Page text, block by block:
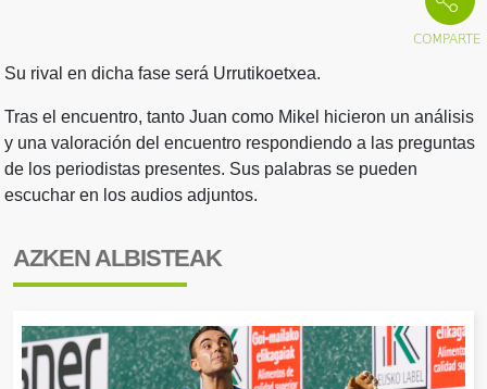
Su rival en dicha fase será Urrutikoetxea.
Tras el encuentro, tanto Juan como Mikel hicieron un análisis
y una valoración del encuentro respondiendo a las preguntas
de los periodistas presentes. Sus palabras se pueden
escuchar en los audios adjuntos.
AZKEN ALBISTEAK